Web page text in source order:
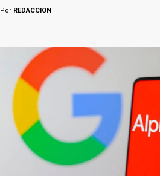
Por REDACCION